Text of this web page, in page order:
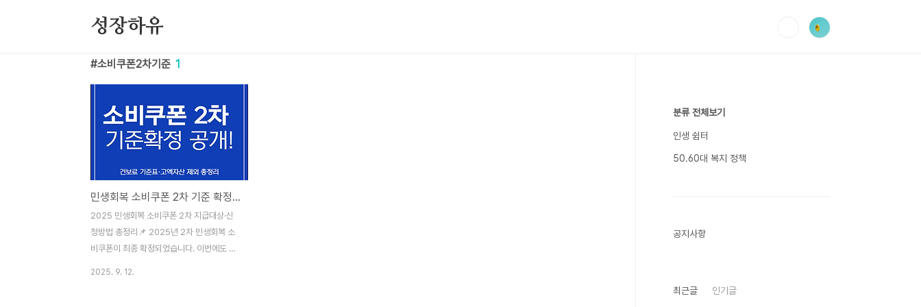
성장하유
소비쿠폰2차기준 1
민생회복 소비쿠폰 2차 기준 확정｜건보료 기준표·고액자산 제외 총정리
2025 민생회복 소비쿠폰 2차 지급대상·신
청방법 총정리📌 2025년 2차 민생회복 소
비쿠폰이 최종 확정되었습니다. 이번에도 소
2025. 9. 12.
분류 전체보기
인생 쉼터
50.60대 복지 정책
공지사항
최근글 인기글